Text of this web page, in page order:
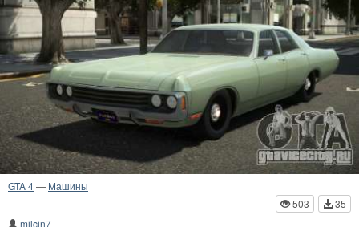
GTA 4— Машины
503
35
milcin7